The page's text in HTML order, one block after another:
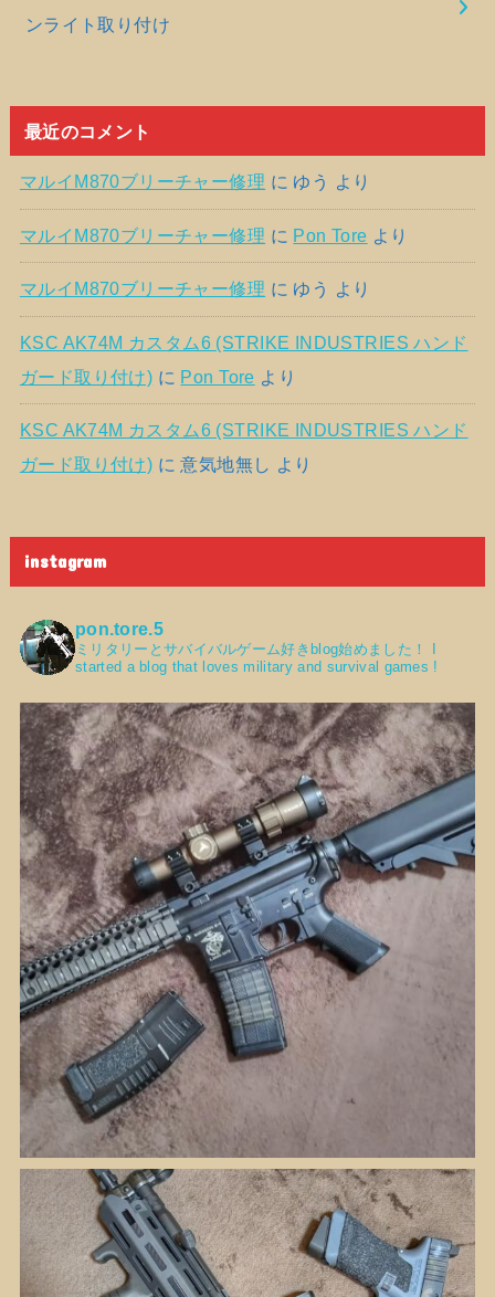
ンライト取り付け
最近のコメント
マルイM870ブリーチャー修理 に ゆう より
マルイM870ブリーチャー修理 に Pon Tore より
マルイM870ブリーチャー修理 に ゆう より
KSC AK74M カスタム6 (STRIKE INDUSTRIES ハンド
ガード取り付け) に Pon Tore より
KSC AK74M カスタム6 (STRIKE INDUSTRIES ハンド
ガード取り付け) に意気地無し より
instagram
pon.tore.5
ミリタリーとサバイバルゲーム好きblog始めました！
I
started a blog that loves military and survival games !